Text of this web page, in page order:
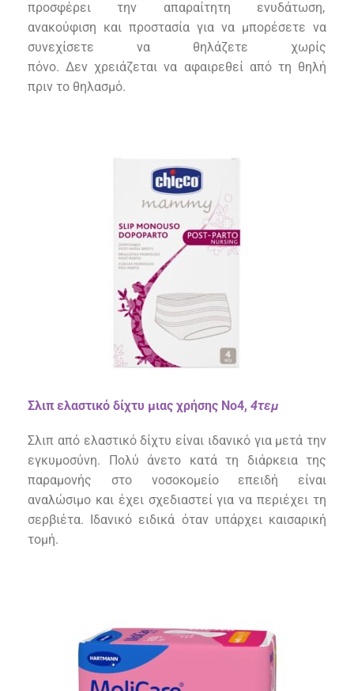
προσφέρει την απαραίτητη ενυδάτωση,
ανακούφιση και προστασία για να μπορέσετε να
συνεχίσετε να θηλάζετε χωρίς
πόνο. Δεν χρειάζεται να αφαιρεθεί από τη θηλή
πριν το θηλασμό.
Σλιπ ελαστικό δίχτυ μιας χρήσης Νο4, 4τεμ
Σλιπ από ελαστικό δίχτυ είναι ιδανικό για μετά την
εγκυμοσύνη. Πολύ άνετο κατά τη διάρκεια της
παραμονής στο νοσοκομείο επειδή είναι
αναλώσιμο και έχει σχεδιαστεί για να περιέχει τη
σερβιέτα. Ιδανικό ειδικά όταν υπάρχει καισαρική
τομή.